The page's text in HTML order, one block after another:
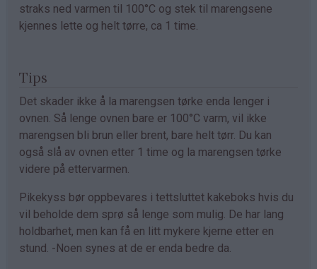
straks ned varmen til 100°C og stek til marengsene
kjennes lette og helt tørre, ca 1 time.
Tips
Det skader ikke å la marengsen tørke enda lenger i
ovnen. Så lenge ovnen bare er 100°C varm, vil ikke
marengsen bli brun eller brent, bare helt tørr. Du kan
også slå av ovnen etter 1 time og la marengsen tørke
videre på ettervarmen.
Pikekyss bør oppbevares i tettsluttet kakeboks hvis du
vil beholde dem sprø så lenge som mulig. De har lang
holdbarhet, men kan få en litt mykere kjerne etter en
stund. -Noen synes at de er enda bedre da.